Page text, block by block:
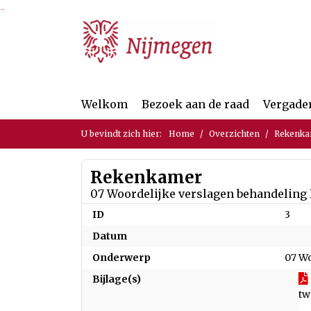
Ga naar de inhoud van deze pagina
Ga naar het zoeken
Ga naar het menu
Welkom Bezoek aan de raad
U bevindt zich hier: Home Overzichten
Rekenkamer
07 Woordelijke verslagen
ID
3
Datum
Onderwerp
07
Bijlage(s)